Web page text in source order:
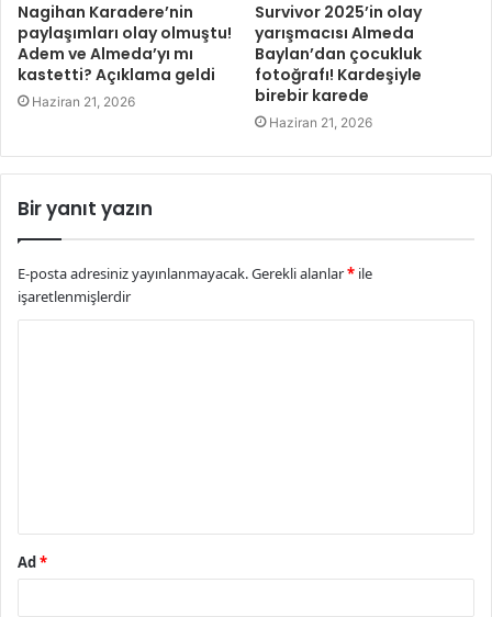
Nagihan Karadere’nin
paylaşımları olay olmuştu!
Adem ve Almeda’yı mı
kastetti? Açıklama geldi
Haziran 21, 2026
Survivor 2025’in olay
yarışmacısı Almeda
Baylan’dan çocukluk
fotoğrafı! Kardeşiyle
birebir karede
Haziran 21, 2026
Bir yanıt yazın
E-posta adresiniz yayınlanmayacak.Gerekli alanlar* ile
işaretlenmişlerdir
Ad*